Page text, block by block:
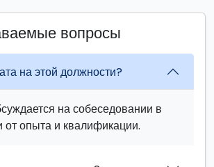
вопросы
на этой должности?
на собеседовании в
от опыта и квалификации.